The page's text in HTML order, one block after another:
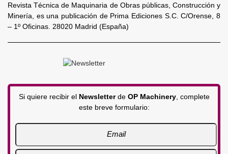
Revista Técnica de Maquinaria de Obras públicas, Construcción y
Minería, es una publicación de Prima Ediciones S.C. C/Orense, 8
– 1º Oficinas. 28020 Madrid (España)
Si quiere recibir el Newsletterde OP Machinery, complete
este breve formulario: